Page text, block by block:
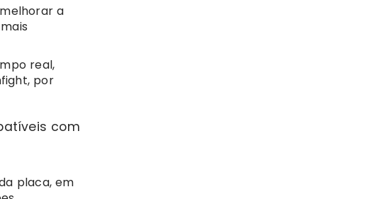
a
real,
por
com
placa, em